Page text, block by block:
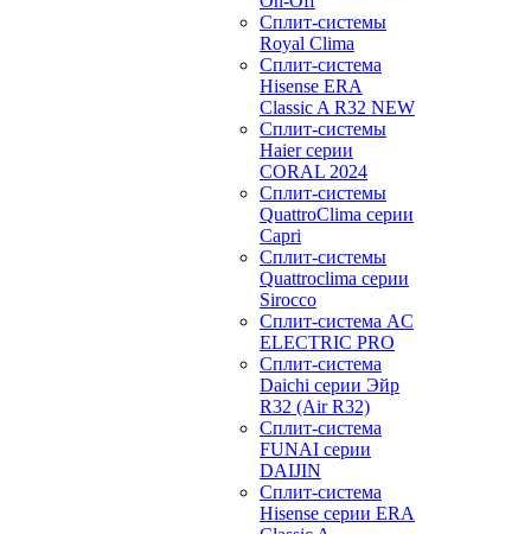
Сплит-системы
Royal Clima
Сплит-система
Hisense ERA
Classic A R32 NEW
Сплит-системы
Haier cерии
CORAL 2024
Сплит-системы
QuattroClima серии
Capri
Сплит-системы
Quattroclima серии
Sirocco
Сплит-система AC
ELECTRIC PRO
Сплит-система
Daichi серии Эйр
R32 (Air R32)
Сплит-система
FUNAI серии
DAIJIN
Сплит-система
Hisense серии ERA